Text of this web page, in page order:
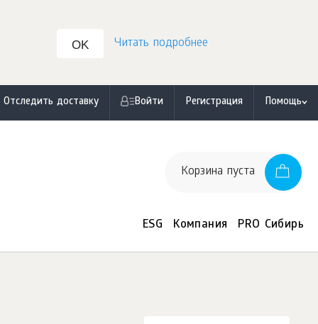
OK Читать подробнее
Отследить доставку Войти Регистрация Помощь
Корзина пуста
ESG Компания PRO Сибирь